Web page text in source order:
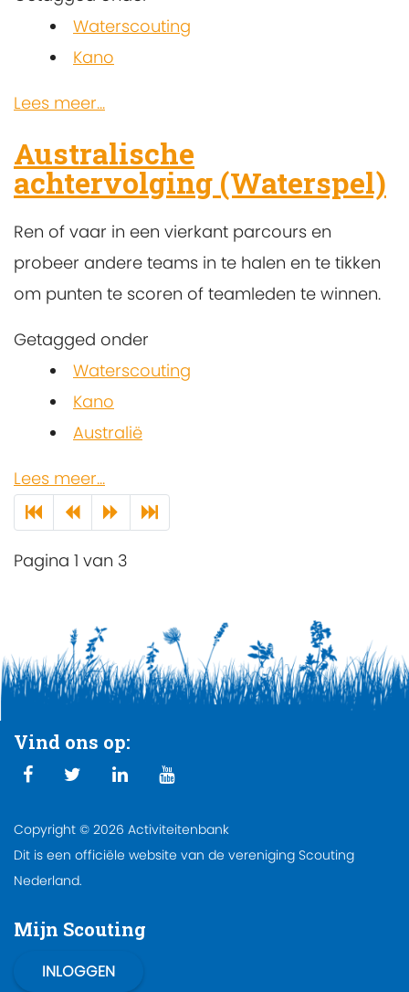
Waterscouting
Kano
Lees meer...
Australische
achtervolging (Waterspel)
Ren of vaar in een vierkant parcours en
probeer andere teams in te halen en te tikken
om punten te scoren of teamleden te winnen.
Getagged onder
Waterscouting
Kano
Australië
Lees meer...
Pagina 1 van 3
Vind ons op:
Copyright © 2026 Activiteitenbank
Dit is een officiële website van de vereniging Scouting
Nederland.
Mijn Scouting